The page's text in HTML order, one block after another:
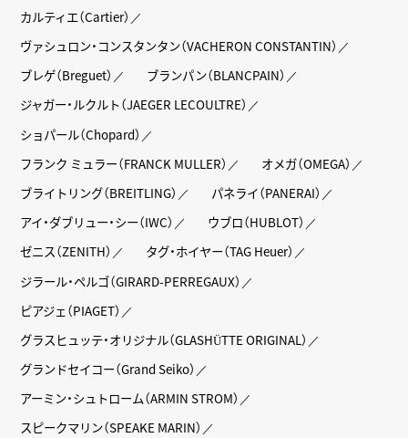
カルティエ（Cartier）
ヴァシュロン・コンスタンタン（VACHERON CONSTANTIN）
ブレゲ（Breguet）
ブランパン（BLANCPAIN）
ジャガー・ルクルト（JAEGER LECOULTRE）
ショパール（Chopard）
フランク ミュラー（FRANCK MULLER）
オメガ（OMEGA）
ブライトリング（BREITLING）
パネライ（PANERAI）
アイ・ダブリュー・シー（IWC）
ウブロ（HUBLOT）
ゼニス（ZENITH）
タグ・ホイヤー（TAG Heuer）
ジラール・ペルゴ（GIRARD-PERREGAUX）
ピアジェ（PIAGET）
グラスヒュッテ・オリジナル（GLASHÜTTE ORIGINAL）
グランドセイコー（Grand Seiko）
アーミン・シュトローム（ARMIN STROM）
スピークマリン（SPEAKE MARIN）